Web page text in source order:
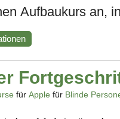
Aufbaukurs an,
zum
Kurs
"VoiceOver
Aufbaukurs"
für Apple für Blinde